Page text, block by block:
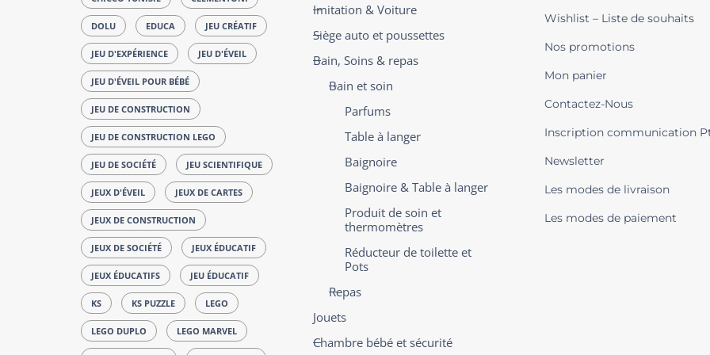
DOLU EDUCA JEU CRÉATIF
JEU D'EXPÉRIENCE JEU D'ÉVEIL
JEU D'ÉVEIL POUR BÉBÉ
JEU DE CONSTRUCTION
JEU DE CONSTRUCTION LEGO
JEU DE SOCIÉTÉ JEU SCIENTIFIQUE
JEUX D'ÉVEIL JEUX DE CARTES
JEUX DE CONSTRUCTION
JEUX DE SOCIÉTÉ JEUX ÉDUCATIF
JEUX ÉDUCATIFS JEU ÉDUCATIF
KS KS PUZZLE LEGO
LEGO DUPLO LEGO MARVEL
Imitation & Voiture
Siège auto et poussettes
Bain, Soins & repas
Bain et soin
Parfums
Table à langer
Baignoire
Baignoire & Table à langer
Produit de soin et
thermomètres
Réducteur de toilette et
Pots
Repas
Jouets
Chambre bébé et sécurité
Wishlist – Liste de souhaits
Nos promotions
Mon panier
Contactez-Nous
Inscription communication
Newsletter
Les modes de livraison
Les modes de paiement